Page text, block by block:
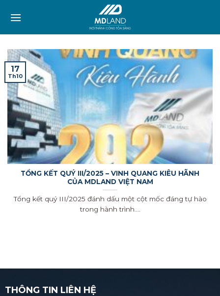
TỔNG KẾT QUÝ III/2025 – VINH QUANG KIÊU HÃNH
CỦA MDLAND VIỆT NAM
Tổng kết quý III/2025 đánh dấu một cột mốc đáng tự hào
trong hành trình....
17
Th10
THÔNG TIN LIÊN HỆ